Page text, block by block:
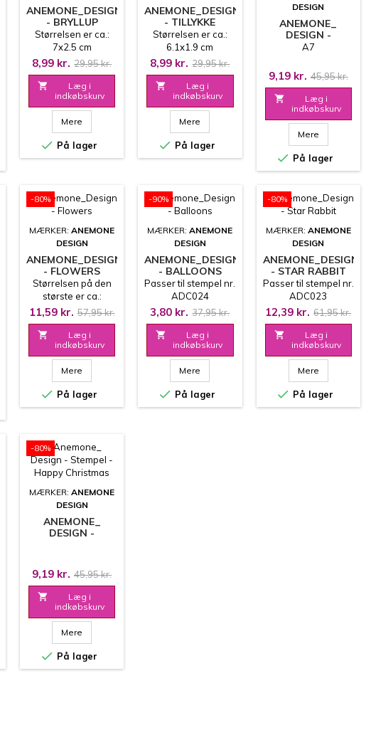
ANEMONE_DESIGN
- BRYLLUP
Størrelsen er ca.:
7x2.5 cm
8,99 kr. 29,95 kr.

Læg i
indkøbskurv
Mere
 På lager
ANEMONE_DESIGN
- TILLYKKE
Størrelsen er ca.:
6.1x1.9 cm
8,99 kr. 29,95 kr.

Læg i
indkøbskurv
Mere
 På lager
DESIGN
ANEMONE_
DESIGN -
STEMPEL -
A7
9,19 kr. 45,95 kr.

Læg i
indkøbskurv
Mere
 På lager
-80%
MÆRKER:ANEMONE
DESIGN
ANEMONE_DESIGN
- FLOWERS
Størrelsen på den
største er ca.:
4.0x4.4 cm
11,59 kr. 57,95 kr.

Læg i
indkøbskurv
Mere
 På lager
-90%
MÆRKER:ANEMONE
DESIGN
ANEMONE_DESIGN
- BALLOONS
Passer til stempel nr.
ADC024
3,80 kr. 37,95 kr.

Læg i
indkøbskurv
Mere
 På lager
-80%
MÆRKER: ANEMONE
DESIGN
ANEMONE_DESIGN
- STAR RABBIT
Passer til stempel nr.
ADC023
12,39 kr. 61,95 kr.

Læg i
indkøbskurv
Mere
 På lager
-80%
MÆRKER:ANEMONE
DESIGN
ANEMONE_
DESIGN -
9,19 kr. 45,95 kr.

Læg i
indkøbskurv
Mere
 På lager